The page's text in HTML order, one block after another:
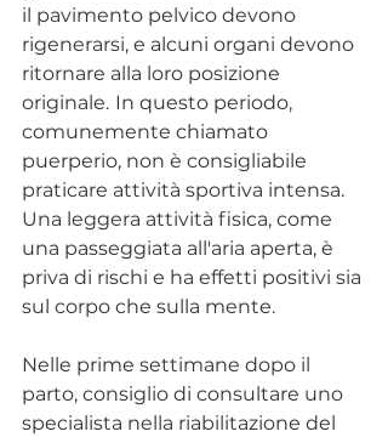
il pavimento pelvico devono
rigenerarsi, e alcuni organi devono
ritornare alla loro posizione
originale. In questo periodo,
comunemente chiamato
puerperio, non è consigliabile
praticare attività sportiva intensa.
Una leggera attività fisica, come
una passeggiata all'aria aperta, è
priva di rischi e ha effetti positivi sia
sul corpo che sulla mente.
Nelle prime settimane dopo il
parto, consiglio di consultare uno
specialista nella riabilitazione del